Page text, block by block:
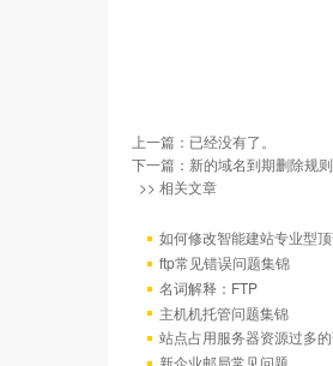
上一篇：已经没有了。
下一篇： 新的域名到期删除规
>> 相关文章
如何修改智能建站专业型
ftp常见错误问题集锦
名词解释：FTP
主机机托管问题集锦
站点占用服务器资源过多